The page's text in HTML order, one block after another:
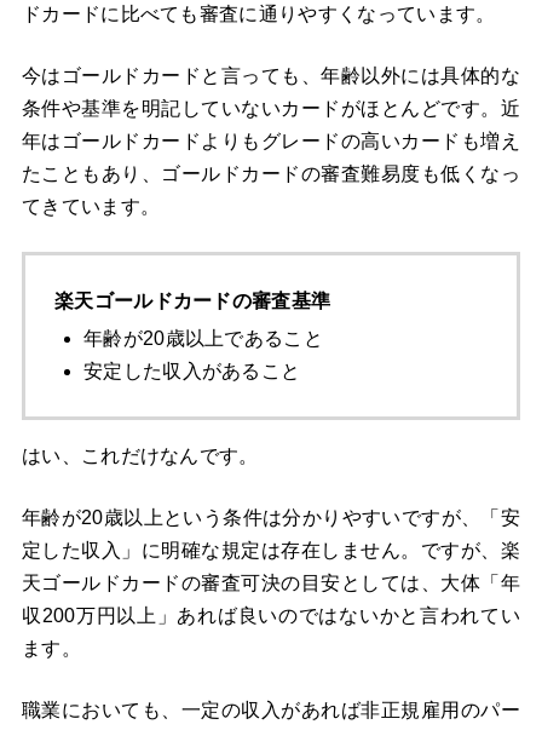
ドカードに比べても審査に通りやすくなっています。
今はゴールドカードと言っても、年齢以外には具体的な
条件や基準を明記していないカードがほとんどです。近
年はゴールドカードよりもグレードの高いカードも増え
たこともあり、ゴールドカードの審査難易度も低くなっ
てきています。
楽天ゴールドカードの審査基準
年齢が20歳以上であること
安定した収入があること
はい、これだけなんです。
年齢が20歳以上という条件は分かりやすいですが、「安
定した収入」に明確な規定は存在しません。ですが、楽
天ゴールドカードの審査可決の目安としては、大体「年
収200万円以上」あれば良いのではないかと言われてい
ます。
職業においても、一定の収入があれば非正規雇用のパー